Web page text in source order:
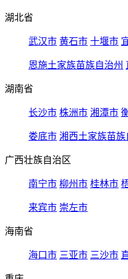
湖北省
武汉市 黄石市 十堰市
恩施土家族苗族自治州
湖南省
长沙市 株洲市 湘潭市
娄底市 湘西土家族苗族
广西壮族自治区
南宁市 柳州市 桂林市
来宾市 崇左市
海南省
海口市 三亚市 三沙市